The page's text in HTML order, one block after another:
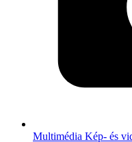
Multimédia Kép- és